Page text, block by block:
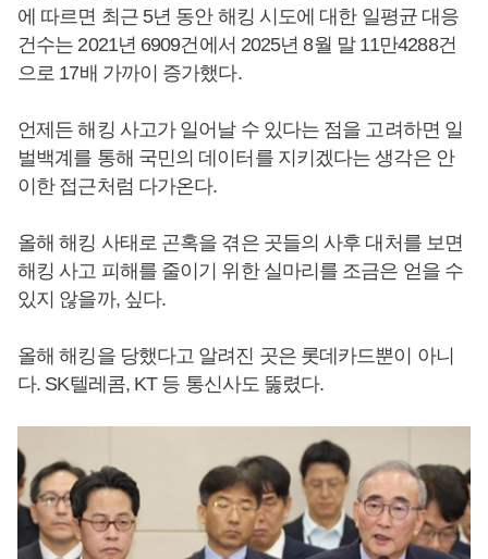
에 따르면 최근 5년 동안 해킹 시도에 대한 일평균 대응
건수는 2021년 6909건에서 2025년 8월 말 11만4288건
으로 17배 가까이 증가했다.
언제든 해킹 사고가 일어날 수 있다는 점을 고려하면 일
벌백계를 통해 국민의 데이터를 지키겠다는 생각은 안
이한 접근처럼 다가온다.
올해 해킹 사태로 곤혹을 겪은 곳들의 사후 대처를 보면
해킹 사고 피해를 줄이기 위한 실마리를 조금은 얻을 수
있지 않을까, 싶다.
올해 해킹을 당했다고 알려진 곳은 롯데카드뿐이 아니
다. SK텔레콤, KT 등 통신사도 뚫렸다.